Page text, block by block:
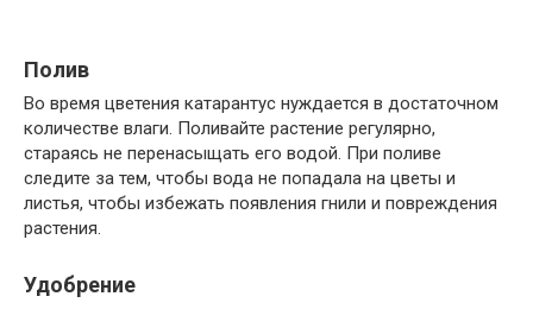
Полив
Во время цветения катарантус нуждается в достаточном
количестве влаги. Поливайте растение регулярно,
стараясь не перенасыщать его водой. При поливе
следите за тем, чтобы вода не попадала на цветы и
листья, чтобы избежать появления гнили и повреждения
растения.
Удобрение